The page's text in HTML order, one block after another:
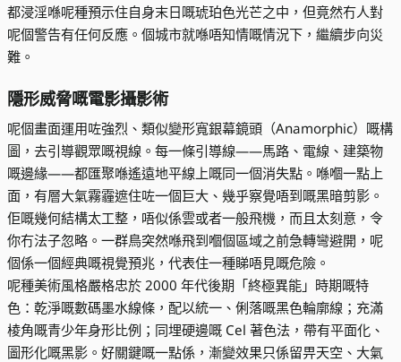
都浸淫喺呢種預示住自身末日嘅琥珀色光芒之中，但竟然冇人對
呢個警告有任何反應。個城市就喺唔知情嘅情況下，繼續步向災
難。
隱形威脅嘅電影攝影術
呢個畫面運用咗強烈、類似變形寬銀幕鏡頭（Anamorphic）嘅構
圖，去引導觀眾嘅視線。每一條引導線——馬路、電線、建築物
嘅邊緣——都匯聚喺遙遠地平線上嘅同一個消失點。喺嗰一點上
面，有層大氣霧霾遮住咗一個巨大、幾乎察覺唔到嘅黑暗剪影。
佢嘅幾何結構太工整，唔似係雲或者一般飛機，而且太刻意，令
你冇法子忽略。一群鳥突然喺飛到嗰個區域之前急轉彎避開，呢
個係一個經典嘅視覺預兆，代表住一種睇唔見嘅危險。
呢種美術風格嚴格忠於 2000 年代後期「終極異能」時期嘅特
色：乾淨嘅數碼墨水線條，配以統一、俐落嘅黑色輪廓線；充滿
棱角嘅青少年身形比例；同埋硬邊嘅 Cel 著色法，帶有平面化、
圖形化嘅黑影。好關鍵嘅一點係，漸變效果只係留畀天空、大氣